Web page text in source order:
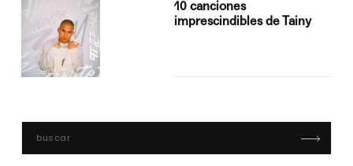
10 canciones
imprescindibles de Tainy